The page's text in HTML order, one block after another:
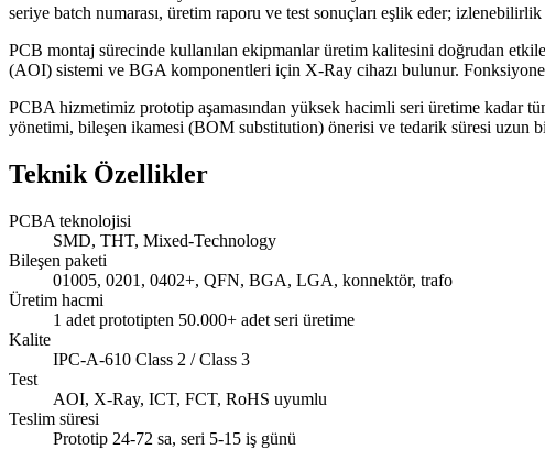
seriye batch numarası, üretim raporu ve test sonuçları eşlik eder;
PCB montaj sürecinde kullanılan ekipmanlar üretim kalitesini doğrudan
(AOI) sistemi ve BGA komponentleri için X-Ray cihazı bulunur.
PCBA hizmetimiz prototip aşamasından yüksek hacimli seri üretime kadar
yönetimi, bileşen ikamesi (BOM substitution) önerisi ve tedarik süresi uzun
Teknik Özellikler
PCBA teknolojisi
SMD, THT, Mixed-Technology
Bileşen paketi
01005, 0201, 0402+, QFN, BGA, LGA, konnektör, trafo
Üretim hacmi
1 adet prototipten 50.000+ adet seri üretime
Kalite
IPC-A-610 Class 2 / Class 3
Test
AOI, X-Ray, ICT, FCT, RoHS uyumlu
Teslim süresi
Prototip 24-72 sa, seri 5-15 iş günü